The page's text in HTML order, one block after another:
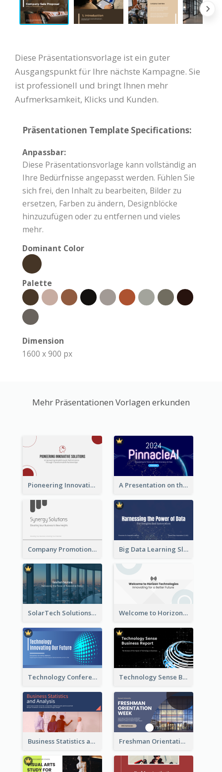
Diese Präsentationsvorlage ist ein guter
Ausgangspunkt für Ihre nächste Kampagne. Sie
ist professionell und bringt Ihnen mehr
Aufmerksamkeit, Klicks und Kunden.
Präsentationen Template Specifications:
Anpassbar:
Diese Präsentationsvorlage kann vollständig an
Ihre Bedürfnisse angepasst werden. Fühlen Sie
sich frei, den Inhalt zu bearbeiten, Bilder zu
ersetzen, Farben zu ändern, Designblöcke
hinzuzufügen oder zu entfernen und vieles
mehr.
Dominant Color
Palette
Dimension
1600 x 900 px
Mehr Präsentationen Vorlagen erkunden
Pioneering Innovative Solutions Company Overview A Presentation on the Revolutionary Development of AI Chips
Company Promotion Presentation Big Data Learning Slide
SolarTech Solutions Company Overview Welcome to Horizon Technologies- Innovating for a Better Future
Technology Conference Presentation Technology Sense Business Report
Business Statistics and Analysis Presentation Freshman Orientation Week Presentation